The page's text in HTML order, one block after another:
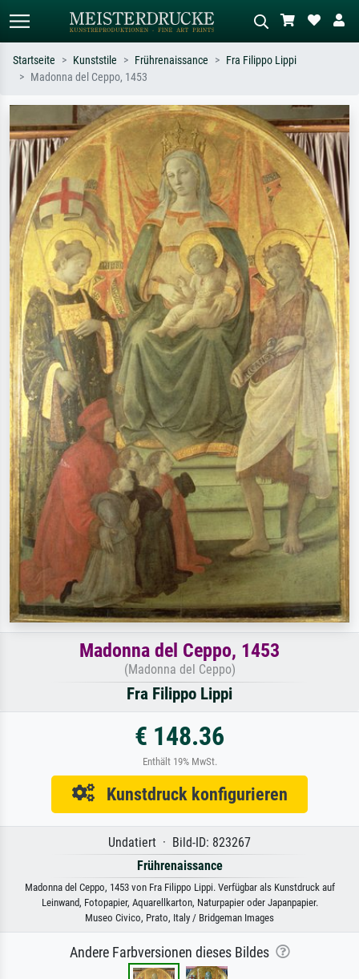
Suchen Sie nach Künstlern, Werktiteln
oder Stilen – z.B. Monet,
Sternennacht, Impressionismus, Welle
Hokusai, Akt.
Beschreiben Sie die Szene – z.B. Grüne
Wiese, Abstrakt mit viel Rot, Dunkles
Ölgemälde, Stehender Akt neben einem
Baum.
Startseite Kunststile Frührenaissance
Fra Filippo Lippi
Madonna del Ceppo, 1453
Madonna del Ceppo, 1453
(Madonna del Ceppo)
Fra Filippo Lippi
€ 148.36
Enthält 19% MwSt.
Kunstdruck konfigurieren
Undatiert · Bild-ID: 823267
Frührenaissance
Madonna del Ceppo, 1453 von Fra Filippo Lippi. Verfügbar als Kunstdruck auf
Leinwand, Fotopapier, Aquarellkarton, Naturpapier oder Japanpapier.
Museo Civico, Prato, Italy / Bridgeman Images
Andere Farbversionen dieses Bildes